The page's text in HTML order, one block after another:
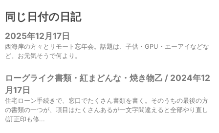
同じ日付の日記
2025年12月17日
西海岸の方々とリモート忘年会。話題は、子供・GPU・エーアイなどな
ど。お元気そうで何より。
ローグライク書類・紅まどんな・焼き物乙 / 2024年12
月17日
住宅ローン手続きで、窓口でたくさん書類を書く。そのうちの最後の方
の書類の一つが、項目はたくさんあるが一文字間違えると全部やり直し
(訂正印も修...